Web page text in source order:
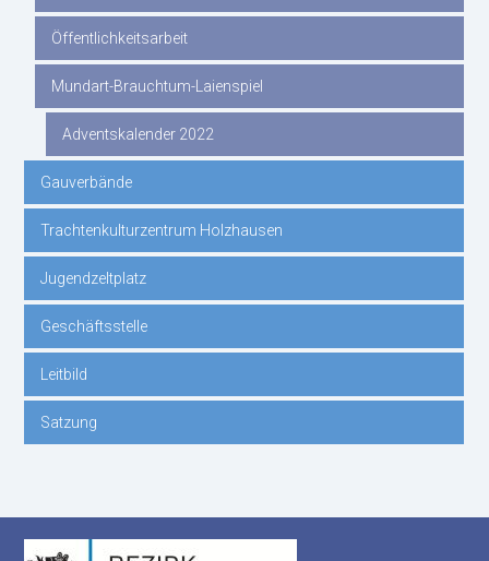
Öffentlichkeitsarbeit
Mundart-Brauchtum-Laienspiel
Adventskalender 2022
Gauverbände
Trachtenkulturzentrum Holzhausen
Jugendzeltplatz
Geschäftsstelle
Leitbild
Satzung